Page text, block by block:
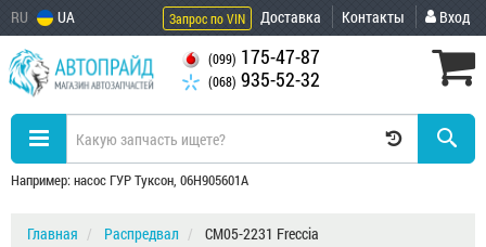
RU UA Запрос по VIN Доставка Контакты Вход
(099) 175-47-87
(068) 935-52-32
Например: насос ГУР Туксон, 06H905601A
Главная Распредвал CM05-2231 Freccia